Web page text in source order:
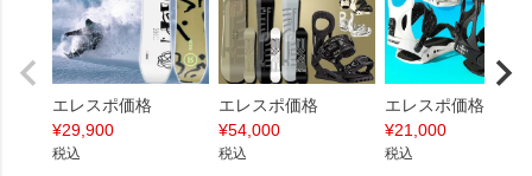
エレスポ価格
¥29,900
税込
エレスポ価格
¥54,000
税込
エレスポ価格
¥21,000
税込